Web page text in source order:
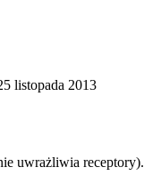
listopada 2013
uwrażliwia receptory).